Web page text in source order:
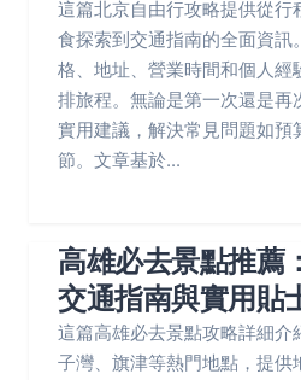
這篇北京自由行攻略提供從行
食探索到交通指南的全面資訊
格、地址、營業時間和個人經
排旅程。無論是第一次還是再
實用建議，解決常見問題如預
節。文章基於...
高雄必去景點推薦
交通指南與實用貼
這篇高雄必去景點攻略詳細介
子灣、旗津等熱門地點，提供